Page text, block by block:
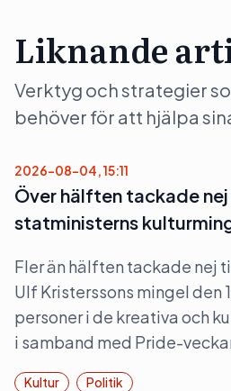
Liknande
Verktyg och strategier
behöver för att hjälpa
2026-08-04, 15:11
Över hälften tackade
statministerns
Fler än hälften tackade nej
Ulf Kristerssons mingel den
personer i de kreativa och
i samband med Pride-
Kultur Politik